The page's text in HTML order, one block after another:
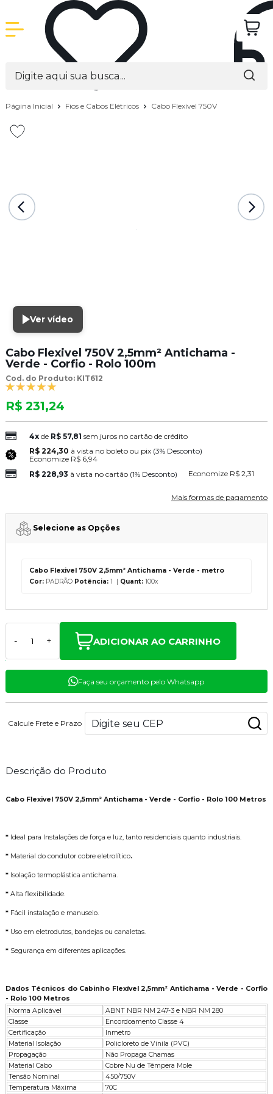
Página Inicial Fios e Cabos Elétricos Cabo Flexível 750V
Ver vídeo
Cabo Flexivel 750V 2,5mm² Antichama -
Verde - Corfio - Rolo 100m
Cod. do Produto: KIT612
R$ 231,24
4xde R$ 57,81 sem juros no cartão de crédito
R$ 224,30 à vista no boleto ou pix (3% Desconto)
Economize R$ 6,94
R$ 228,93 à vista no cartão (1% Desconto) Economize R$ 2,31
Mais formas de pagamento
Selecione as Opções
Cabo Flexivel 750V 2,5mm² Antichama - Verde - metro
Cor:PADRÃO Potência:1 | Quant:100x
- + ADICIONAR AO CARRINHO
Faça seu orçamento pelo Whatsapp
Calcule Frete e Prazo
Descrição do Produto
Cabo Flexivel 750V 2,5mm² Antichama - Verde - Corfio - Rolo 100 Metros
* Ideal para Instalações de força e luz, tanto residenciais quanto industriais.
* Material do condutor cobre eletrolítico.
* Isolação termoplástica antichama.
* Alta flexibilidade.
* Fácil instalação e manuseio.
* Uso em eletrodutos, bandejas ou canaletas.
* Segurança em diferentes aplicações.
Dados Técnicos do Cabinho Flexível 2,5mm² Antichama - Verde - Corfio
- Rolo 100 Metros
Norma Aplicável
ABNT NBR NM 247-3 e NBR NM 280
Classe
Encordoamento Classe 4
Certificação
Inmetro
Material Isolação
Policloreto de Vinila (PVC)
Propagação
Não Propaga Chamas
Material Cabo
Cobre Nu de Têmpera Mole
Tensão Nominal
450/750V
Temperatura Máxima
70C